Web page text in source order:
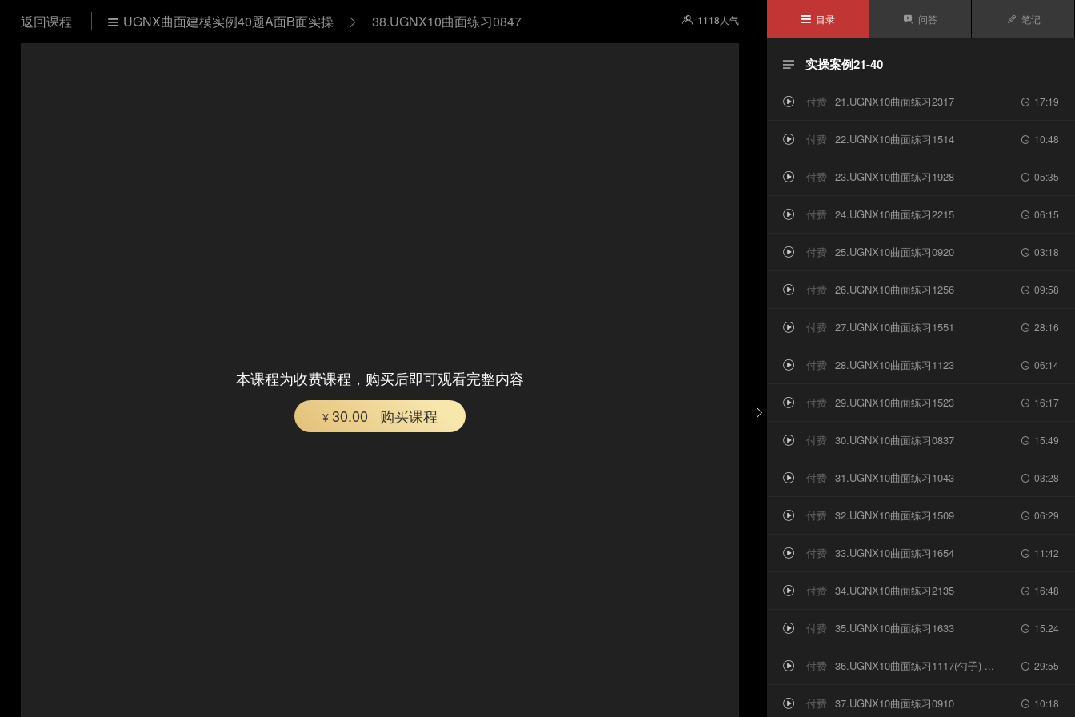
 1118 人气
返回课程  UGNX曲面建模实例40题A面B面实操  38.UGNX10曲面练习0847
本课程为收费课程，购买后即可观看完整内容
¥ 30.00 购买课程 
 目录  问答  笔记
 实操案例21-40
 17:19
 付费 21.UGNX10曲面练习2317
 10:48
 付费 22.UGNX10曲面练习1514
 05:35
 付费 23.UGNX10曲面练习1928
 06:15
 付费 24.UGNX10曲面练习2215
 03:18
 付费 25.UGNX10曲面练习0920
 09:58
 付费 26.UGNX10曲面练习1256
 28:16
 付费 27.UGNX10曲面练习1551
 06:14
 付费 28.UGNX10曲面练习1123
 16:17
 付费 29.UGNX10曲面练习1523
 15:49
 付费 30.UGNX10曲面练习0837
 03:28
 付费 31.UGNX10曲面练习1043
 06:29
 付费 32.UGNX10曲面练习1509
 11:42
 付费 33.UGNX10曲面练习1654
 16:48
 付费 34.UGNX10曲面练习2135
 15:24
 付费 35.UGNX10曲面练习1633
 29:55
 付费 36.UGNX10曲面练习1117(勺子) ...
 10:18
 付费 37.UGNX10曲面练习0910